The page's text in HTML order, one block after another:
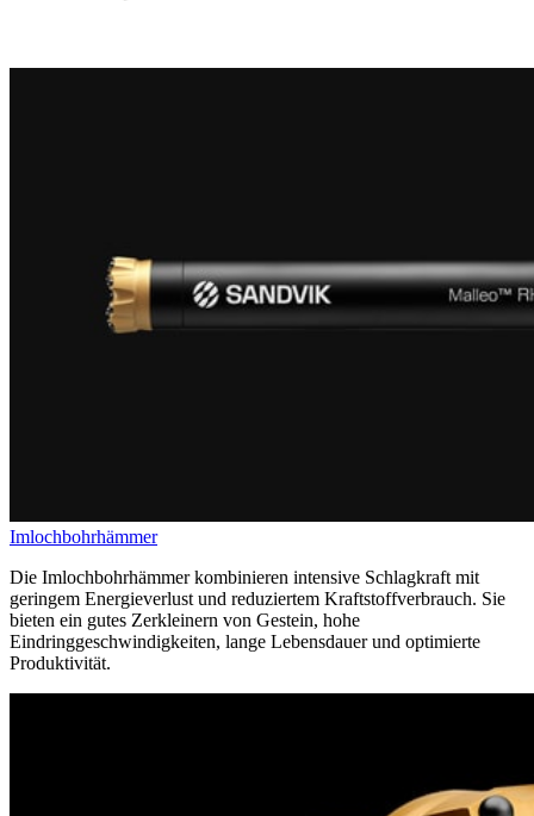
Imlochbohrhämmer
Die Imlochbohrhämmer kombinieren intensive Schlagkraft mit
geringem Energieverlust und reduziertem Kraftstoffverbrauch. Sie
bieten ein gutes Zerkleinern von Gestein, hohe
Eindringgeschwindigkeiten, lange Lebensdauer und optimierte
Produktivität.